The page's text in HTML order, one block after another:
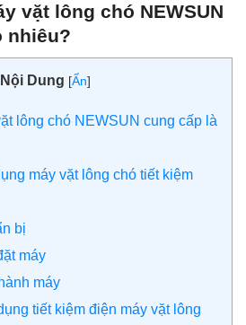
vặt lông chó NEWSUN
nhiêu?
Nội Dung [Ẩn]
lông chó NEWSUN cung cấp là
máy vặt lông chó tiết kiệm
bị
máy
máy
tiết kiệm điện máy vặt lông